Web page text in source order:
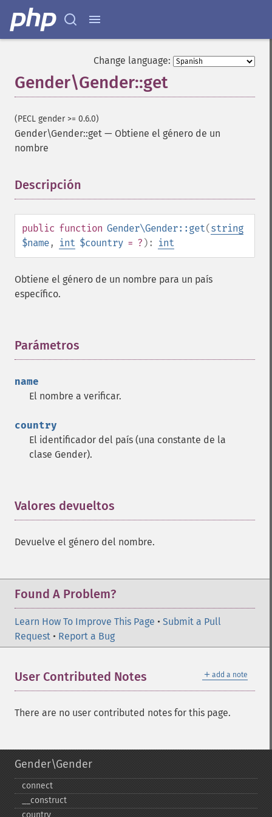
Change language:
Gender\Gender::get
(PECL gender >= 0.6.0)
Gender\Gender::get — Obtiene el género de un
nombre
Descripción
public function Gender\Gender::get(string
$name, int $country = ? ): int
Obtiene el género de un nombre para un país
específico.
Parámetros
name
El nombre a verificar.
country
El identificador del país (una constante de la
clase Gender).
Valores devueltos
Devuelve el género del nombre.
Found A Problem?
Learn How To Improve This Page • Submit a Pull
Request • Report a Bug
＋ add a note
User Contributed Notes
There are no user contributed notes for this page.
Gender\Gender
connect
_​_​construct
country